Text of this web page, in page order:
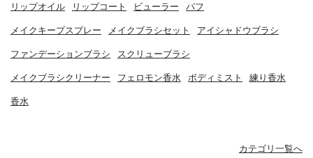
リップオイル リップコート ビューラー パフ
メイクキープスプレー メイクブラシセット アイシャドウブラシ
ファンデーションブラシ スクリューブラシ
メイクブラシクリーナー フェロモン香水 ボディミスト 練り香水
香水
カテゴリ一覧へ